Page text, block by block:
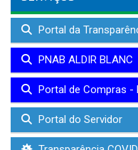
Portal da
PNAB ALDIR BLANC
Portal de Compras -
Portal do Servidor